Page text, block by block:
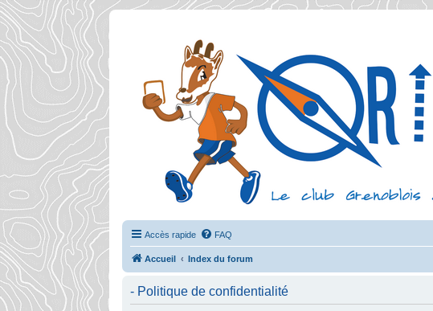
Accès rapide FAQ
Accueil Index du forum
- Politique de confidentialité